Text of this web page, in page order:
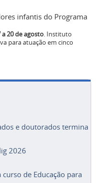
infantis do Programa
a 20 de agosto. Instituto
para atuação em cinco
e doutorados termina
2026
de Educação para